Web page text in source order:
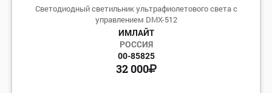
Светодиодный светильник ультрафиолетового света с
управлением DMX-512
ИМЛАЙТ
РОССИЯ
00-85825
32 000